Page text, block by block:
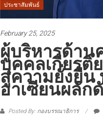
ประชาสัมพันธ์
February 25, 2025
ผู้บริหารด้าน
บุคคลเกียรติ
สู่ความยั่งยืน
อาเซียนผลัก
Posted By: กองบรรณาธิการ